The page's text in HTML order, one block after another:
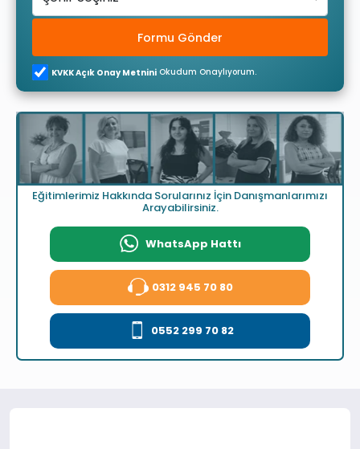
Formu Gönder
KVKK Açık Onay Metnini Okudum Onaylıyorum.
Eğitimlerimiz Hakkında Sorularınız İçin Danışmanlarımızı
Arayabilirsiniz.
WhatsApp Hattı
0312 945 70 80
0552 299 70 82